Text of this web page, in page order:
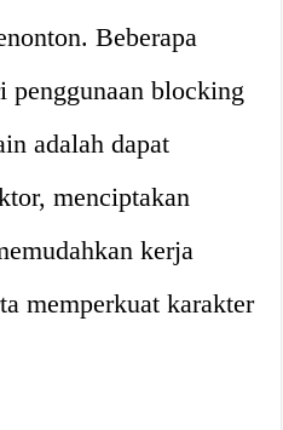
Beberapa
penggunaan blocking
adalah dapat
menciptakan
kerja
memperkuat karakter